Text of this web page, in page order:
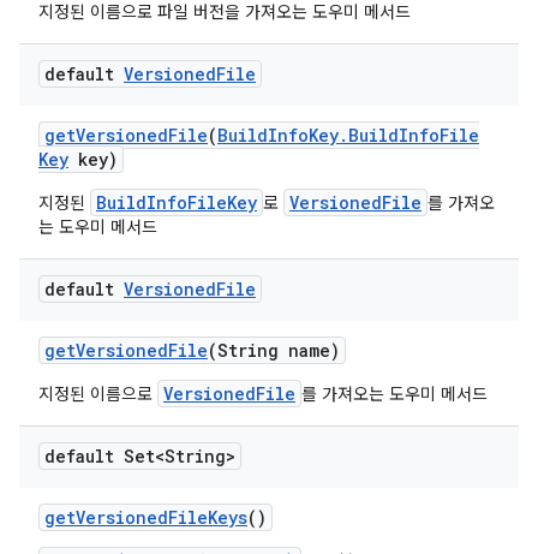
지정된 이름으로 파일 버전을 가져오는 도우미 메서드
default VersionedFile
getVersionedFile(BuildInfoKey. BuildInfoFile
Key key)
지정된 BuildInfoFileKey 로 VersionedFile 를 가져오
는 도우미 메서드
default VersionedFile
getVersionedFile(String name)
지정된 이름으로 VersionedFile 를 가져오는 도우미 메서드
default Set<String>
getVersionedFileKeys()